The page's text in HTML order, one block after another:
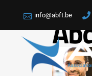
info@abft.be